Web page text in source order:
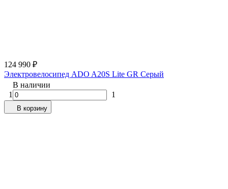
124 990 ₽
Электровелосипед ADO A20S Lite GR Серый
В наличии
1
1
В корзину